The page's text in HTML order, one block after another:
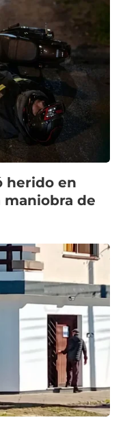
herido en
maniobra de